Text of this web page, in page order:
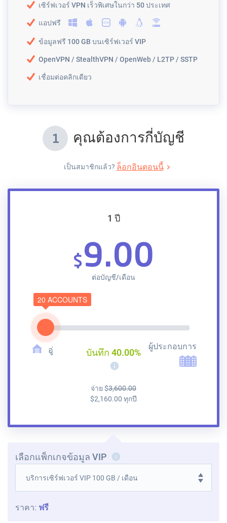
เซิร์ฟเวอร์ VPN เร็วพิเศษในกว่า 50 ประเทศ
แอปฟรี
ข้อมูลฟรี 100 GB บนเซิร์ฟเวอร์ VIP
OpenVPN / StealthVPN / OpenWeb / L2TP / SSTP
เชื่อมต่อคลิกเดียว
1 คุณต้องการกี่บัญชี
เป็นสมาชิกแล้ว? ล็อกอินตอนนี้
1 ปี
$9.00
ต่อบัญชี/เดือน
20 ACCOUNTS
อู่ บันทึก 40.00%
i
จ่าย $3,600.00
$2,160.00 ทุกปี
ผู้ประกอบการ
เลือกแพ็กเกจข้อมูล VIP i
ราคา: ฟรี